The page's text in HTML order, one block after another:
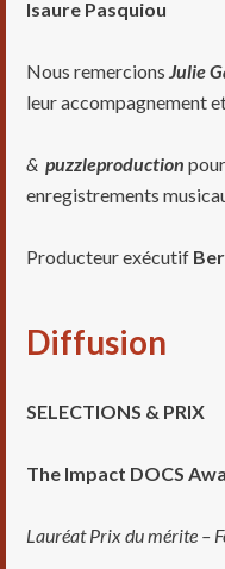
Isaure Pasquiou
Nous remercions Julie
leur accompagnement
& puzzleproduction
enregistrements
Producteur exécutif
Diffusion
SELECTIONS & PRIX
The Impact DOCS
Lauréat Prix du mérite –